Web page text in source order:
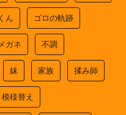
ん ゴロの軌跡
メガネ 不調
妹 家族 揉み師
模様替え